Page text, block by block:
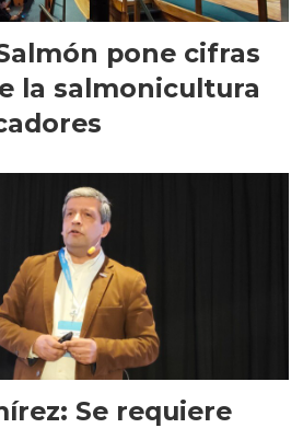
pone cifras
la salmonicultura
Se requiere